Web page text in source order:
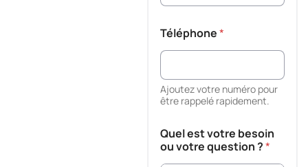
Téléphone*
Ajoutez votre numéro pour
être rappelé rapidement.
Quel est votre besoin
ou votre question ?*